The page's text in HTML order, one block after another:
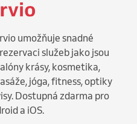
umožňuje snadné
služeb jako jsou
krásy, kosmetika,
jóga, fitness, optiky
Dostupná zdarma pro
a iOS.